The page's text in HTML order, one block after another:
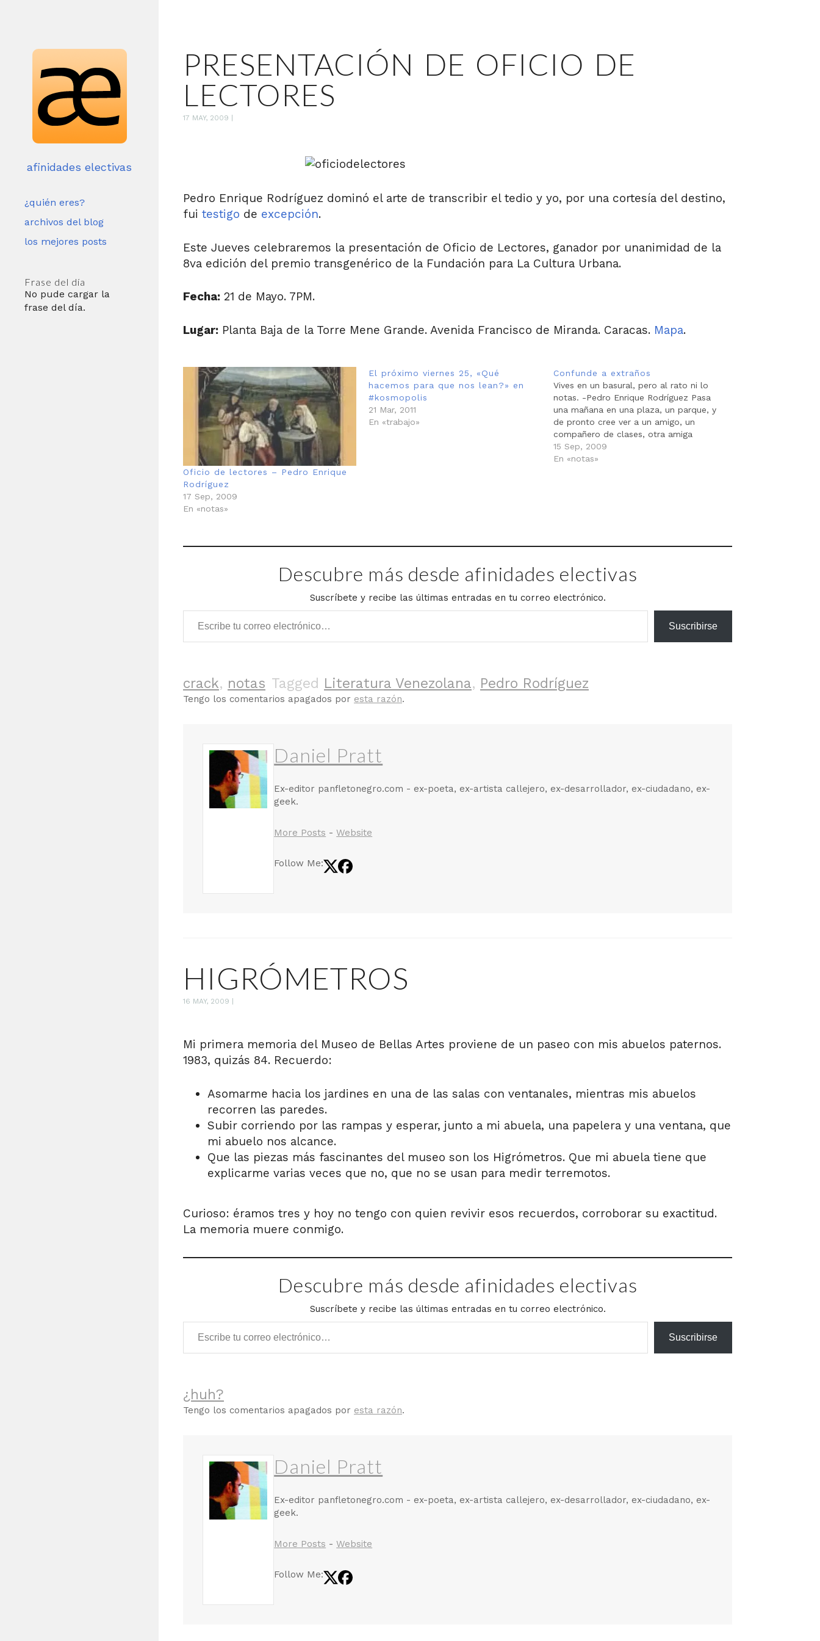
afinidades electivas
¿quién eres?
archivos del blog
los mejores posts
Frase del día
No pude cargar la
frase del día.
PRESENTACIÓN DE OFICIO DE
LECTORES
17 MAY, 2009
Pedro Enrique Rodríguez dominó el arte de transcribir el tedio y yo, por una cortesía del destino,
fui testigo de excepción.
Este Jueves celebraremos la presentación de Oficio de Lectores, ganador por unanimidad de la
8va edición del premio transgenérico de la Fundación para La Cultura Urbana.
Fecha: 21 de Mayo. 7PM.
Lugar: Planta Baja de la Torre Mene Grande. Avenida Francisco de Miranda. Caracas. Mapa.
Oficio de lectores – Pedro Enrique
Rodríguez
17 Sep, 2009
En «notas»
El próximo viernes 25, «Qué
hacemos para que nos lean?» en
#kosmopolis
21 Mar, 2011
En «trabajo»
Confunde a extraños
Vives en un basural, pero al rato ni lo
notas. -Pedro Enrique Rodríguez Pasa
una mañana en una plaza, un parque, y
de pronto cree ver a un amigo, un
compañero de clases, otra amiga
querida. Confunde a extraños con los
que se fueron y es por eso que sigue…
15 Sep, 2009
En «notas»
Descubre más desde afinidades electivas
Suscríbete y recibe las últimas entradas en tu correo electrónico.
Escribe tu correo electrónico…
Suscribirse
crack, notas Tagged Literatura Venezolana, Pedro Rodríguez
Tengo los comentarios apagados por esta razón.
Daniel Pratt
Ex-editor panfletonegro.com - ex-poeta, ex-artista callejero, ex-desarrollador, ex-ciudadano, ex-
geek.
More Posts -Website
Follow Me:
HIGRÓMETROS
16 MAY, 2009
Mi primera memoria del Museo de Bellas Artes proviene de un paseo con mis abuelos paternos.
1983, quizás 84. Recuerdo:
Asomarme hacia los jardines en una de las salas con ventanales, mientras mis abuelos
recorren las paredes.
Subir corriendo por las rampas y esperar, junto a mi abuela, una papelera y una ventana, que
mi abuelo nos alcance.
Que las piezas más fascinantes del museo son los Higrómetros. Que mi abuela tiene que
explicarme varias veces que no, que no se usan para medir terremotos.
Curioso: éramos tres y hoy no tengo con quien revivir esos recuerdos, corroborar su exactitud.
La memoria muere conmigo.
Descubre más desde afinidades electivas
Suscríbete y recibe las últimas entradas en tu correo electrónico.
Escribe tu correo electrónico…
Suscribirse
¿huh?
Tengo los comentarios apagados por esta razón.
Daniel Pratt
Ex-editor panfletonegro.com - ex-poeta, ex-artista callejero, ex-desarrollador, ex-ciudadano, ex-
geek.
More Posts -Website
Follow Me: